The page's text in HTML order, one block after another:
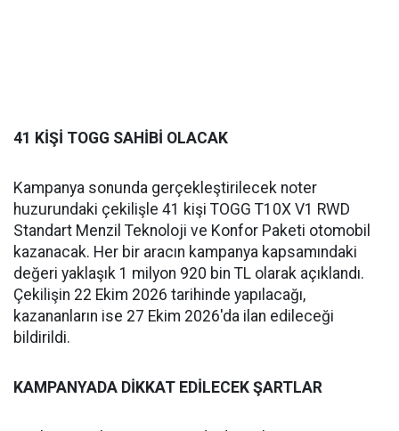
41 KİŞİ TOGG SAHİBİ OLACAK
Kampanya sonunda gerçekleştirilecek noter
huzurundaki çekilişle 41 kişi TOGG T10X V1 RWD
Standart Menzil Teknoloji ve Konfor Paketi otomobil
kazanacak. Her bir aracın kampanya kapsamındaki
değeri yaklaşık 1 milyon 920 bin TL olarak açıklandı.
Çekilişin 22 Ekim 2026 tarihinde yapılacağı,
kazananların ise 27 Ekim 2026'da ilan edileceği
bildirildi.
KAMPANYADA DİKKAT EDİLECEK ŞARTLAR